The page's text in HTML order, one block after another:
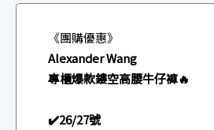
《團購優惠》
Alexander Wang
專櫃爆款鏤空高腰牛仔褲🔥
✔️26/27號